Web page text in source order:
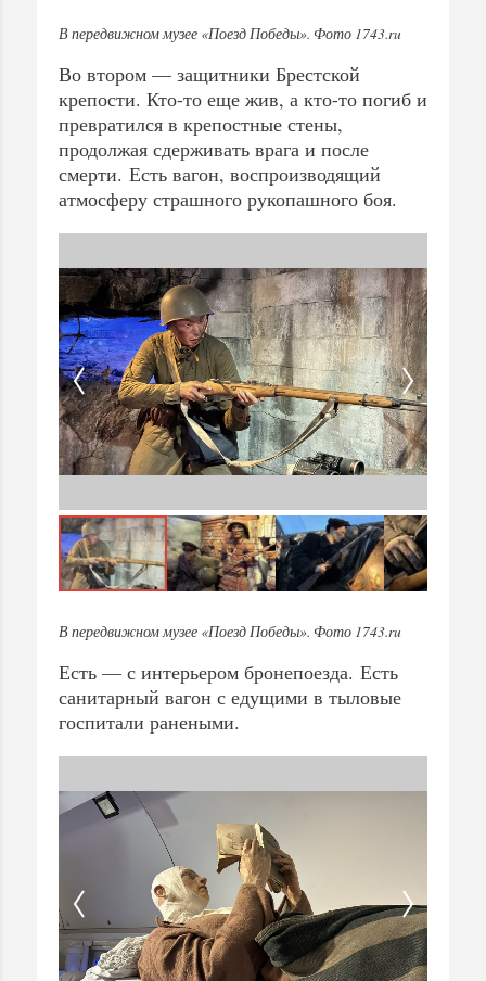
В передвижном музее «Поезд Победы». Фото 1743.ru
Во втором — защитники Брестской
крепости. Кто-то еще жив, а кто-то погиб и
превратился в крепостные стены,
продолжая сдерживать врага и после
смерти. Есть вагон, воспроизводящий
атмосферу страшного рукопашного боя.
В передвижном музее «Поезд Победы». Фото 1743.ru
Есть — с интерьером бронепоезда. Есть
санитарный вагон с едущими в тыловые
госпитали ранеными.